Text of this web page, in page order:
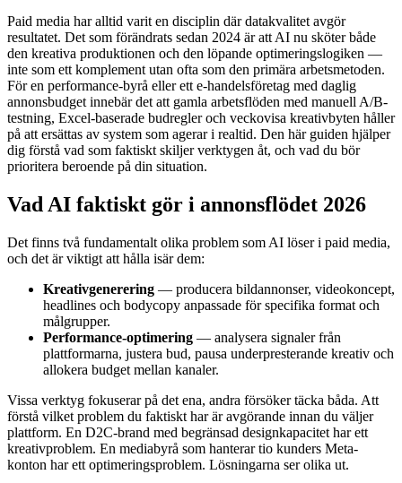
Paid media har alltid varit en disciplin där datakvalitet avgör
resultatet. Det som förändrats sedan 2024 är att AI nu sköter både
den kreativa produktionen och den löpande optimeringslogiken —
inte som ett komplement utan ofta som den primära arbetsmetoden.
För en performance-byrå eller ett e-handelsföretag med daglig
annonsbudget innebär det att gamla arbetsflöden med manuell A/B-
testning, Excel-baserade budregler och veckovisa kreativbyten håller
på att ersättas av system som agerar i realtid. Den här guiden hjälper
dig förstå vad som faktiskt skiljer verktygen åt, och vad du bör
prioritera beroende på din situation.
Vad AI faktiskt gör i annonsflödet 2026
Det finns två fundamentalt olika problem som AI löser i paid media,
och det är viktigt att hålla isär dem:
Kreativgenerering — producera bildannonser, videokoncept,
headlines och bodycopy anpassade för specifika format och
målgrupper.
Performance-optimering — analysera signaler från
plattformarna, justera bud, pausa underpresterande kreativ och
allokera budget mellan kanaler.
Vissa verktyg fokuserar på det ena, andra försöker täcka båda. Att
förstå vilket problem du faktiskt har är avgörande innan du väljer
plattform. En D2C-brand med begränsad designkapacitet har ett
kreativproblem. En mediabyrå som hanterar tio kunders Meta-
konton har ett optimeringsproblem. Lösningarna ser olika ut.